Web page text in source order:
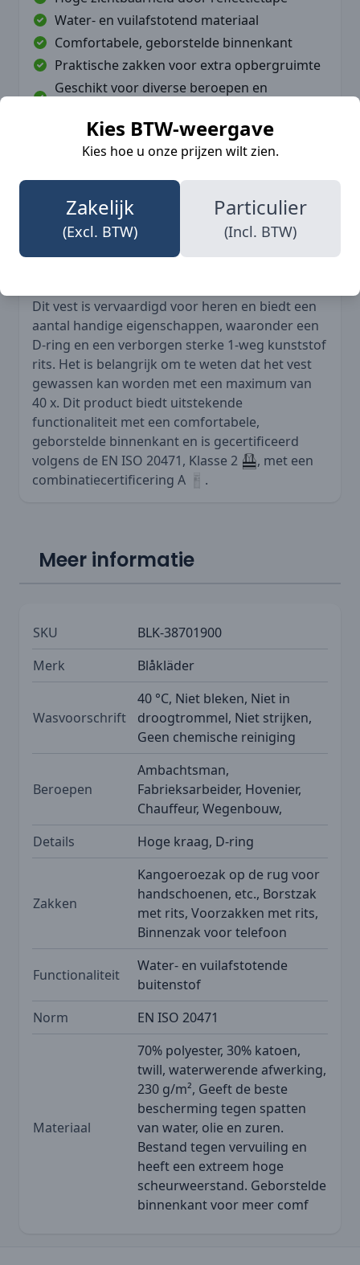
Kies BTW-weergave
Kies hoe u onze prijzen wilt zien.
Zakelijk
(Excl. BTW)
Particulier
(Incl. BTW)
Water- en vuilafstotend materiaal
Comfortabele, geborstelde binnenkant
Praktische zakken voor extra opbergruimte
Geschikt voor diverse beroepen en
De Blaklader 3870 Bodywarmer is beschikbaar
in twee opvallende kleuren: High Vis Geel (3300)
en High Vis Oranje (5300). Deze kleuren zijn
ontworpen om je zichtbaarheid te
maximaliseren in verschillende
werkomgevingen.
Dit vest is vervaardigd voor heren en biedt een
aantal handige eigenschappen, waaronder een
D-ring en een verborgen sterke 1-weg kunststof
rits. Het is belangrijk om te weten dat het vest
gewassen kan worden met een maximum van
40 x. Dit product biedt uitstekende
functionaliteit met een comfortabele,
geborstelde binnenkant en is gecertificeerd
volgens de EN ISO 20471, Klasse 2
, met een
combinatiecertificering A
.
Meer informatie
SKU
BLK-38701900
Merk
Blåkläder
Wasvoorschrift
40 °C, Niet bleken, Niet in
droogtrommel, Niet strijken,
Geen chemische reiniging
Beroepen
Ambachtsman,
Fabrieksarbeider, Hovenier,
Chauffeur, Wegenbouw,
Details
Hoge kraag, D-ring
Zakken
Kangoeroezak op de rug voor
handschoenen, etc., Borstzak
met rits, Voorzakken met rits,
Binnenzak voor telefoon
Functionaliteit
Water- en vuilafstotende
buitenstof
Norm
EN ISO 20471
Materiaal
70% polyester, 30% katoen,
twill, waterwerende afwerking,
230 g/m², Geeft de beste
bescherming tegen spatten
van water, olie en zuren.
Bestand tegen vervuiling en
heeft een extreem hoge
scheurweerstand. Geborstelde
binnenkant voor meer comf